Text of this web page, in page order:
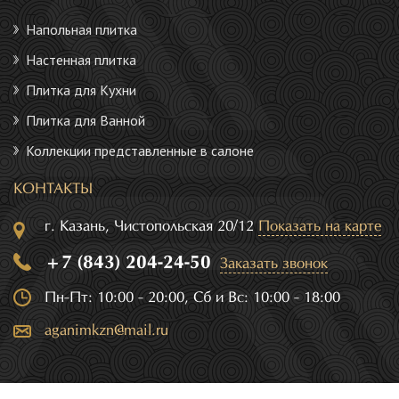
Напольная плитка
Настенная плитка
Плитка для Кухни
Плитка для Ванной
Коллекции представленные в салоне
КОНТАКТЫ
г. Казань, Чистопольская 20/12 Показать на карте
+7 (843) 204-24-50 Заказать звонок
Пн-Пт: 10:00 - 20:00, Сб и Вс: 10:00 - 18:00
aganimkzn@mail.ru